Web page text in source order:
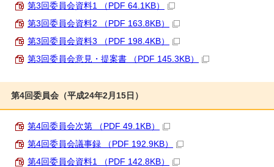
第3回委員会資料1 （PDF 64.1KB）
第3回委員会資料2 （PDF 163.8KB）
第3回委員会資料3 （PDF 198.4KB）
第3回委員会意見・提案書 （PDF 145.3KB）
第4回委員会（平成24年2月15日）
第4回委員会次第 （PDF 49.1KB）
第4回委員会議事録 （PDF 192.9KB）
第4回委員会資料1 （PDF 142.8KB）